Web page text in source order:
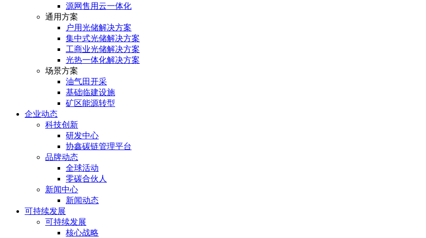
源网售用云一体化
通用方案
户⽤光储解决⽅案
集中式光储解决⽅案
⼯商业光储解决⽅案
光热⼀体化解决⽅案
场景方案
油气田开采
基础临建设施
矿区能源转型
企业动态
科技创新
研发中心
协鑫碳链管理平台
品牌动态
全球活动
零碳合伙人
新闻中心
新闻动态
可持续发展
可持续发展
核心战略